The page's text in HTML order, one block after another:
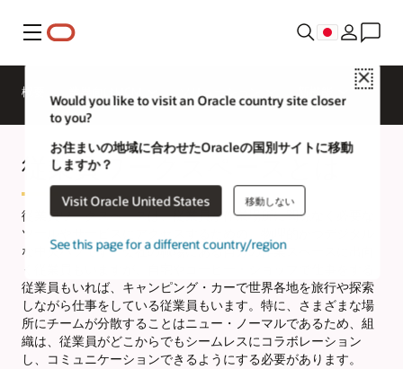
メニュー
Close
Would you like to visit an Oracle country site closer
to you?
お住まいの地域に合わせたOracleの国別サイトに移動
しますか？
Visit Oracle United States 移動しない
See this page for a different country/region
概要
従業員ワークスペースとは
従業員ワークスペースは、従業員が作業場所に関係なく必要な
ツールやサービスにアクセスするための、物理的かつデジタル
な中央ハブです。会社の職場にある自分の作業スペースに出向
く従業員もいますが、自宅やコーヒー・ショップで仕事をする
従業員もいれば、キャンピング・カーで世界各地を旅行や探索
しながら仕事をしている従業員もいます。特に、さまざまな場
所にチームが分散することはニュー・ノーマルであるため、組
織は、従業員がどこからでもシームレスにコラボレーション
し、コミュニケーションできるようにする必要があります。